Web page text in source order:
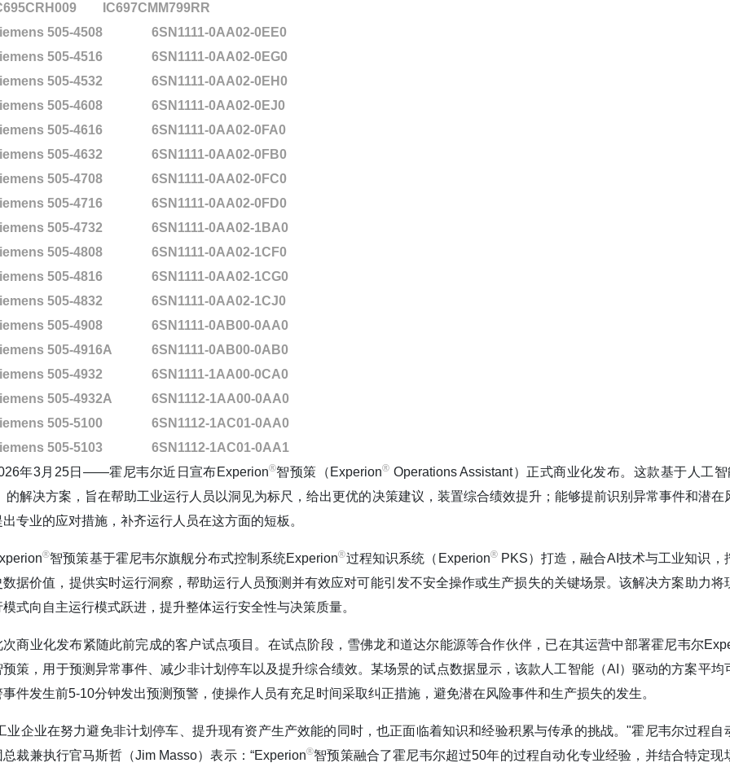
IC697CMM799RR
505-4508
6SN1111-0AA02-0EE0
505-4516
6SN1111-0AA02-0EG0
505-4532
6SN1111-0AA02-0EH0
505-4608
6SN1111-0AA02-0EJ0
505-4616
6SN1111-0AA02-0FA0
505-4632
6SN1111-0AA02-0FB0
505-4708
6SN1111-0AA02-0FC0
505-4716
6SN1111-0AA02-0FD0
505-4732
6SN1111-0AA02-1BA0
505-4808
6SN1111-0AA02-1CF0
505-4816
6SN1111-0AA02-1CG0
505-4832
6SN1111-0AA02-1CJ0
505-4908
6SN1111-0AB00-0AA0
505-4916A
6SN1111-0AB00-0AB0
505-4932
6SN1111-1AA00-0CA0
505-4932A
6SN1112-1AA00-0AA0
505-5100
6SN1112-1AC01-0AA0
505-5103
6SN1112-1AC01-0AA1
年3月25日——霍尼韦尔近日宣布Experion®️智预策（Experion®️ Operations Assistant）正式商业化发布。这款基于人工
的解决方案，旨在帮助工业运行人员以洞见为标尺，给出更优的决策建议，装置综合绩效提升；能够提前识别异常事件和潜在
出专业的应对措施，补齐运行人员在这方面的短板。
®️智预策基于霍尼韦尔旗舰分布式控制系统Experion®️过程知识系统（Experion®️PKS）打造，融合AI技术与工业知识，
数据价值，提供实时运行洞察，帮助运行人员预测并有效应对可能引发不安全操作或生产损失的关键场景。该解决方案助力将
模式向自主运行模式跃进，提升整体运行安全性与决策质量。
次商业化发布紧随此前完成的客户试点项目。在试点阶段，雪佛龙和道达尔能源等合作伙伴，已在其运营中部署霍尼韦尔
预策，用于预测异常事件、减少非计划停车以及提升综合绩效。某场景的试点数据显示，该款人工智能（AI）驱动的方案平均
事件发生前5-10分钟发出预测预警，使操作人员有充足时间采取纠正措施，避免潜在风险事件和生产损失的发生。
业企业在努力避免非计划停车、提升现有资产生产效能的同时，也正面临着知识和经验积累与传承的挑战。"霍尼韦尔过程自
总裁兼执行官马斯哲（Jim Masso）表示：“Experion®️智预策融合了霍尼韦尔超过50年的过程自动化专业经验，并结合特定现